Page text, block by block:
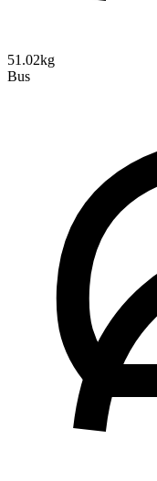
51.02kg
Bus